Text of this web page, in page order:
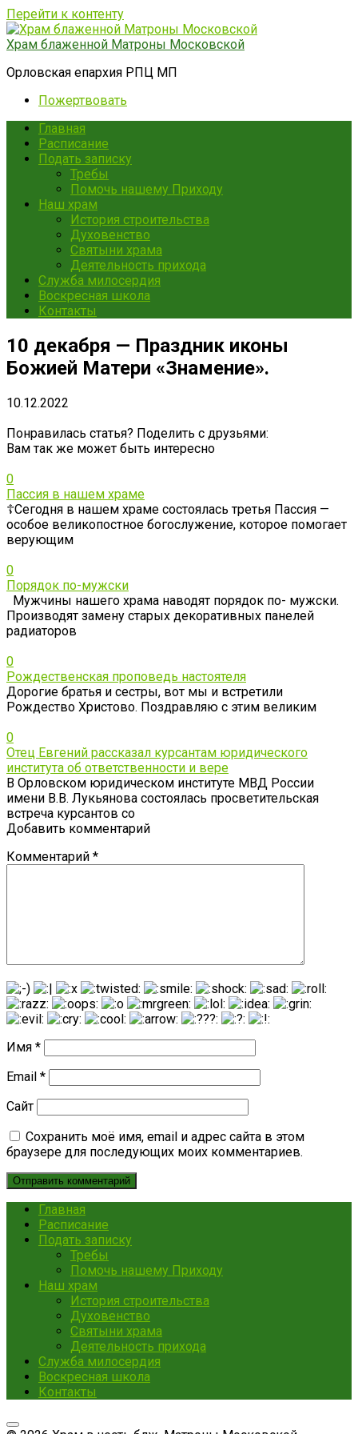
Перейти к контенту
Храм блаженной Матроны Московской
Орловская епархия РПЦ МП
Пожертвовать
Главная
Расписание
Подать записку
Требы
Помочь нашему Приходу
Наш храм
История строительства
Духовенство
Святыни храма
Деятельность прихода
Служба милосердия
Воскресная школа
Контакты
10 декабря — Праздник иконы
Божией Матери «Знамение».
10.12.2022
Понравилась статья? Поделить с друзьями:
Вам так же может быть интересно
0
Пассия в нашем храме
☦️Сегодня в нашем храме состоялась третья Пассия —
особое великопостное богослужение, которое помогает
верующим
0
Порядок по-мужски
Мужчины нашего храма наводят порядок по- мужски.
Производят замену старых декоративных панелей
радиаторов
0
Рождественская проповедь настоятеля
Дорогие братья и сестры, вот мы и встретили
Рождество Христово. Поздравляю с этим великим
0
Отец Евгений рассказал курсантам юридического
института об ответственности и вере
В Орловском юридическом институте МВД России
имени В.В. Лукьянова состоялась просветительская
встреча курсантов со
Добавить комментарий
Комментарий *
Имя *
Email *
Сайт
Сохранить моё имя, email и адрес сайта в этом
браузере для последующих моих комментариев.
Главная
Расписание
Подать записку
Требы
Помочь нашему Приходу
Наш храм
История строительства
Духовенство
Святыни храма
Деятельность прихода
Служба милосердия
Воскресная школа
Контакты